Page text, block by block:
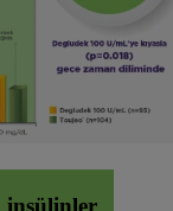
insülinler